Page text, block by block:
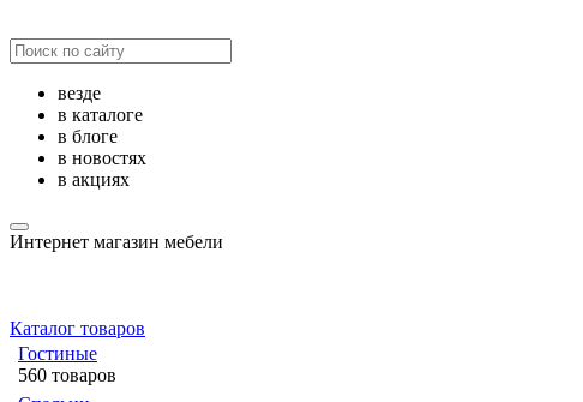
везде
в каталоге
в блоге
в новостях
в акциях
Интернет магазин мебели
Каталог товаров
Гостиные
560 товаров